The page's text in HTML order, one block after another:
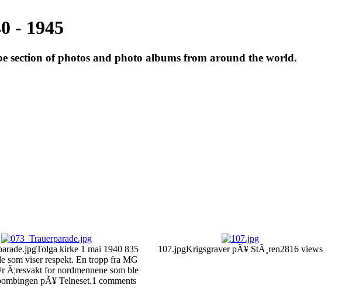
- 1945
of photos and photo albums from around the world.
Tolga kirke 1 mai 1940 835
som viser respekt. En tropp fra MG
Ã¦resvakt for nordmennene som ble
pÃ¥ Telneset.1 comments
107.jpgKrigsgraver pÃ¥ StÃ¸ren2816 views